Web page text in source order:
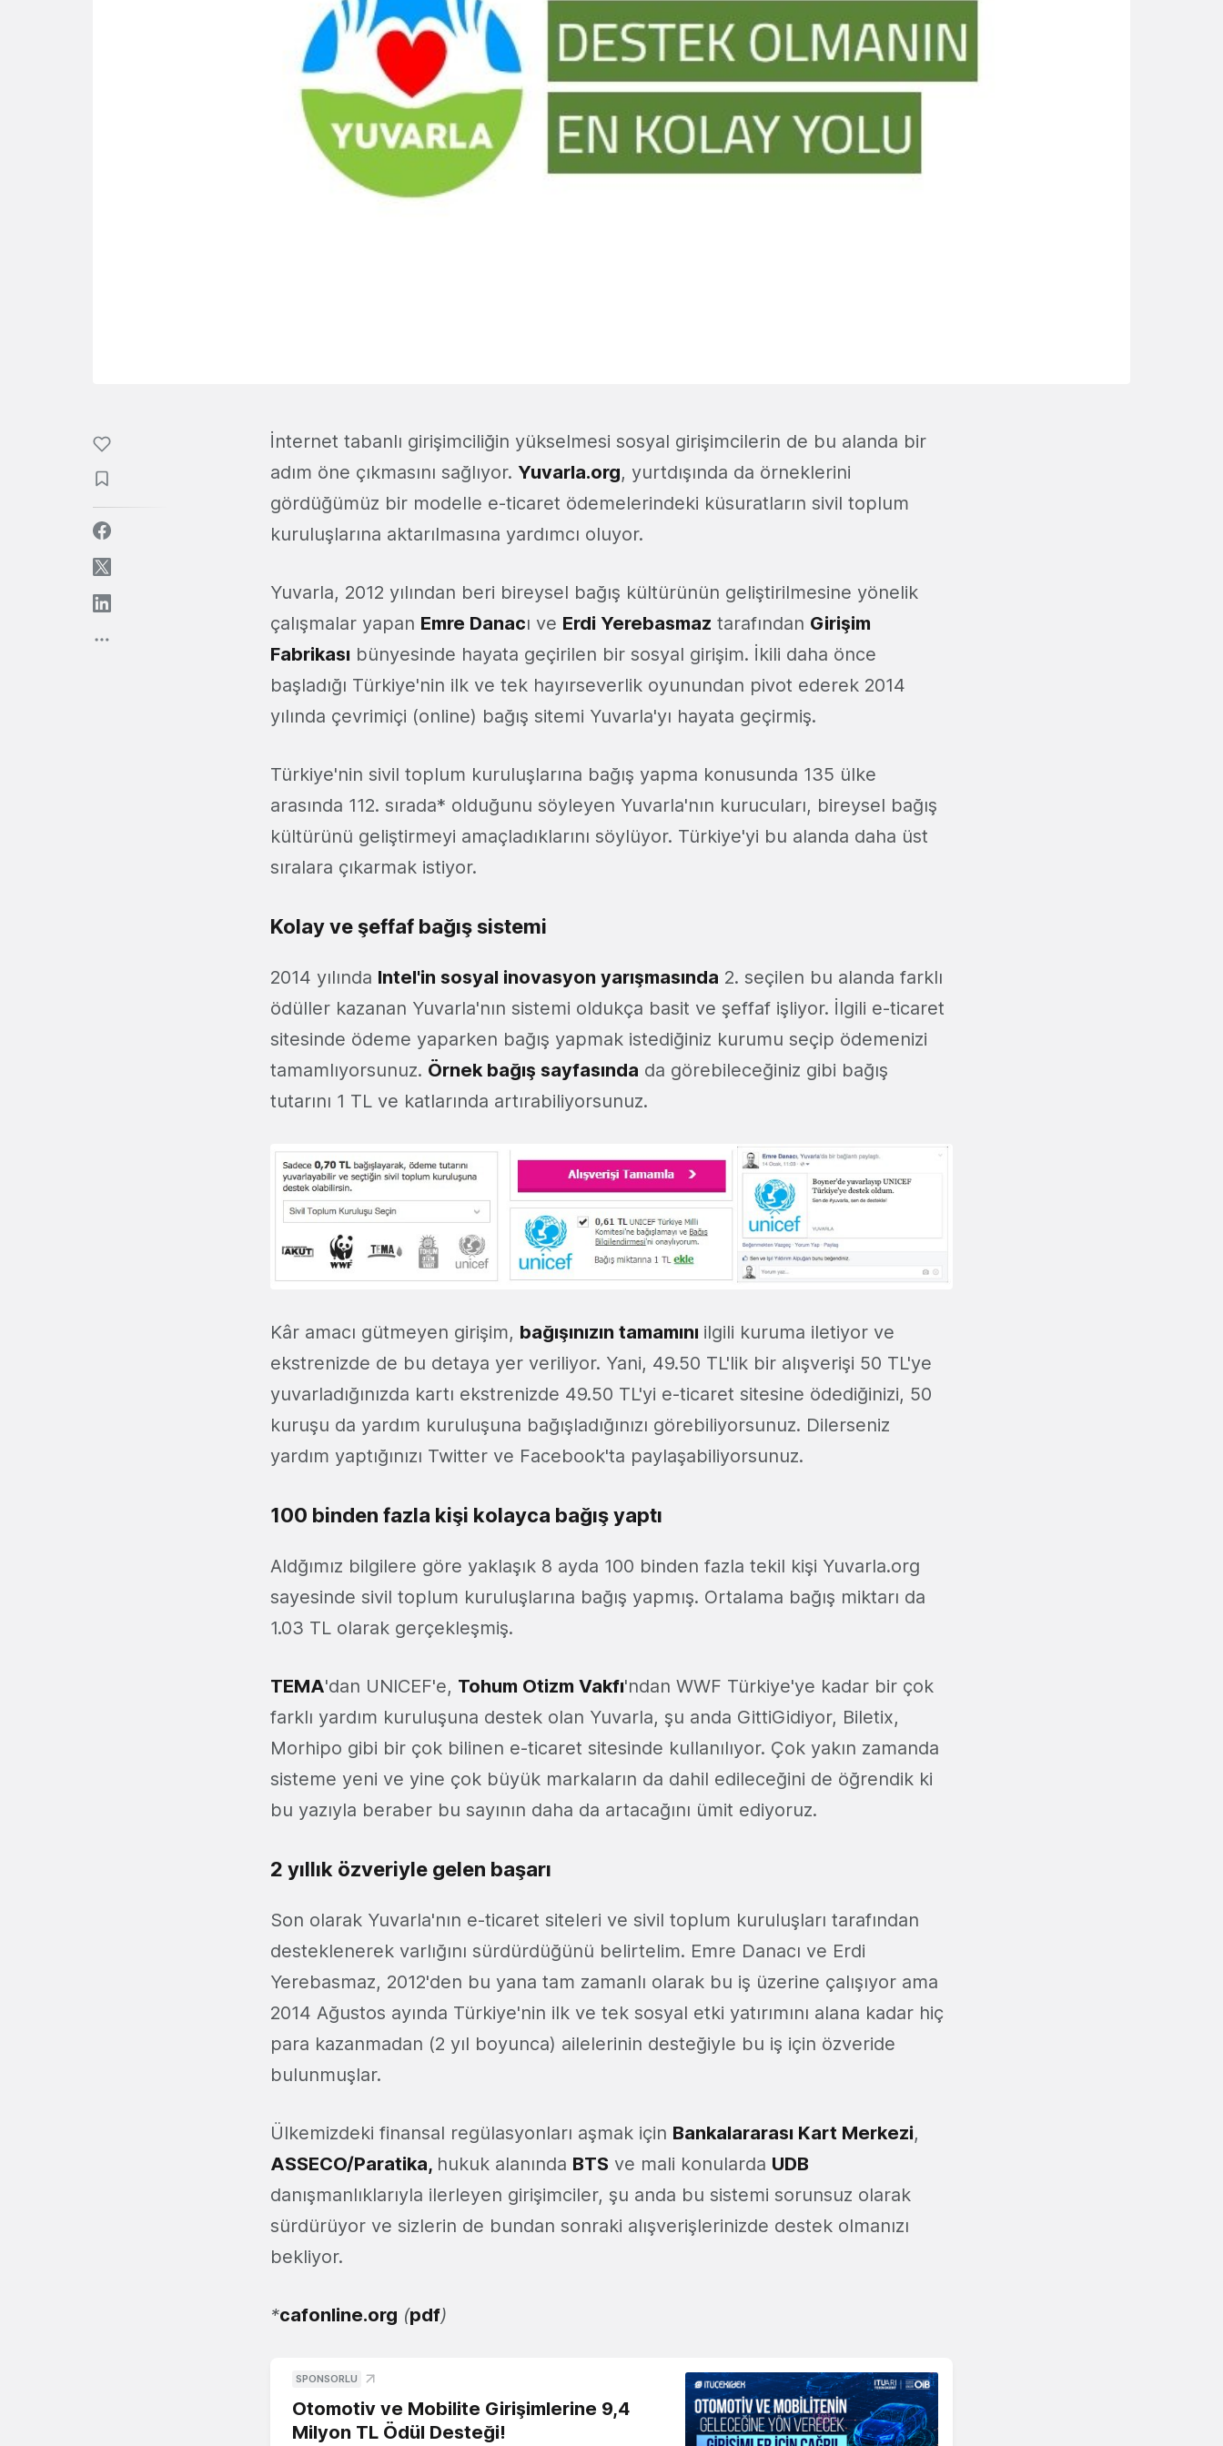
İnternet tabanlı girişimciliğin yükselmesi sosyal girişimcilerin de bu alanda bir
adım öne çıkmasını sağlıyor. Yuvarla.org, yurtdışında da örneklerini
gördüğümüz bir modelle e-ticaret ödemelerindeki küsuratların sivil toplum
kuruluşlarına aktarılmasına yardımcı oluyor.
Yuvarla, 2012 yılından beri bireysel bağış kültürünün geliştirilmesine yönelik
çalışmalar yapan Emre Danacı ve Erdi Yerebasmaz tarafından Girişim
Fabrikası bünyesinde hayata geçirilen bir sosyal girişim. İkili daha önce
başladığı Türkiye'nin ilk ve tek hayırseverlik oyunundan pivot ederek 2014
yılında çevrimiçi (online) bağış sitemi Yuvarla'yı hayata geçirmiş.
Türkiye'nin sivil toplum kuruluşlarına bağış yapma konusunda 135 ülke
arasında 112. sırada* olduğunu söyleyen Yuvarla'nın kurucuları, bireysel bağış
kültürünü geliştirmeyi amaçladıklarını söylüyor. Türkiye'yi bu alanda daha üst
sıralara çıkarmak istiyor.
Kolay ve şeffaf bağış sistemi
2014 yılında Intel'in sosyal inovasyon yarışmasında 2. seçilen bu alanda farklı
ödüller kazanan Yuvarla'nın sistemi oldukça basit ve şeffaf işliyor. İlgili e-ticaret
sitesinde ödeme yaparken bağış yapmak istediğiniz kurumu seçip ödemenizi
tamamlıyorsunuz. Örnek bağış sayfasında da görebileceğiniz gibi bağış
tutarını 1 TL ve katlarında artırabiliyorsunuz.
Kâr amacı gütmeyen girişim, bağışınızın tamamını ilgili kuruma iletiyor ve
ekstrenizde de bu detaya yer veriliyor. Yani, 49.50 TL'lik bir alışverişi 50 TL'ye
yuvarladığınızda kartı ekstrenizde 49.50 TL'yi e-ticaret sitesine ödediğinizi, 50
kuruşu da yardım kuruluşuna bağışladığınızı görebiliyorsunuz. Dilerseniz
yardım yaptığınızı Twitter ve Facebook'ta paylaşabiliyorsunuz.
100 binden fazla kişi kolayca bağış yaptı
Aldğımız bilgilere göre yaklaşık 8 ayda 100 binden fazla tekil kişi Yuvarla.org
sayesinde sivil toplum kuruluşlarına bağış yapmış. Ortalama bağış miktarı da
1.03 TL olarak gerçekleşmiş.
TEMA'dan UNICEF'e, Tohum Otizm Vakfı'ndan WWF Türkiye'ye kadar bir çok
farklı yardım kuruluşuna destek olan Yuvarla, şu anda GittiGidiyor, Biletix,
Morhipo gibi bir çok bilinen e-ticaret sitesinde kullanılıyor. Çok yakın zamanda
sisteme yeni ve yine çok büyük markaların da dahil edileceğini de öğrendik ki
bu yazıyla beraber bu sayının daha da artacağını ümit ediyoruz.
2 yıllık özveriyle gelen başarı
Son olarak Yuvarla'nın e-ticaret siteleri ve sivil toplum kuruluşları tarafından
desteklenerek varlığını sürdürdüğünü belirtelim. Emre Danacı ve Erdi
Yerebasmaz, 2012'den bu yana tam zamanlı olarak bu iş üzerine çalışıyor ama
2014 Ağustos ayında Türkiye'nin ilk ve tek sosyal etki yatırımını alana kadar hiç
para kazanmadan (2 yıl boyunca) ailelerinin desteğiyle bu iş için özveride
bulunmuşlar.
Ülkemizdeki finansal regülasyonları aşmak için Bankalararası Kart Merkezi,
ASSECO/Paratika, hukuk alanında BTS ve mali konularda UDB
danışmanlıklarıyla ilerleyen girişimciler, şu anda bu sistemi sorunsuz olarak
sürdürüyor ve sizlerin de bundan sonraki alışverişlerinizde destek olmanızı
bekliyor.
*cafonline.org (pdf)
SPONSORLU
Otomotiv ve Mobilite Girişimlerine 9,4
Milyon TL Ödül Desteği!